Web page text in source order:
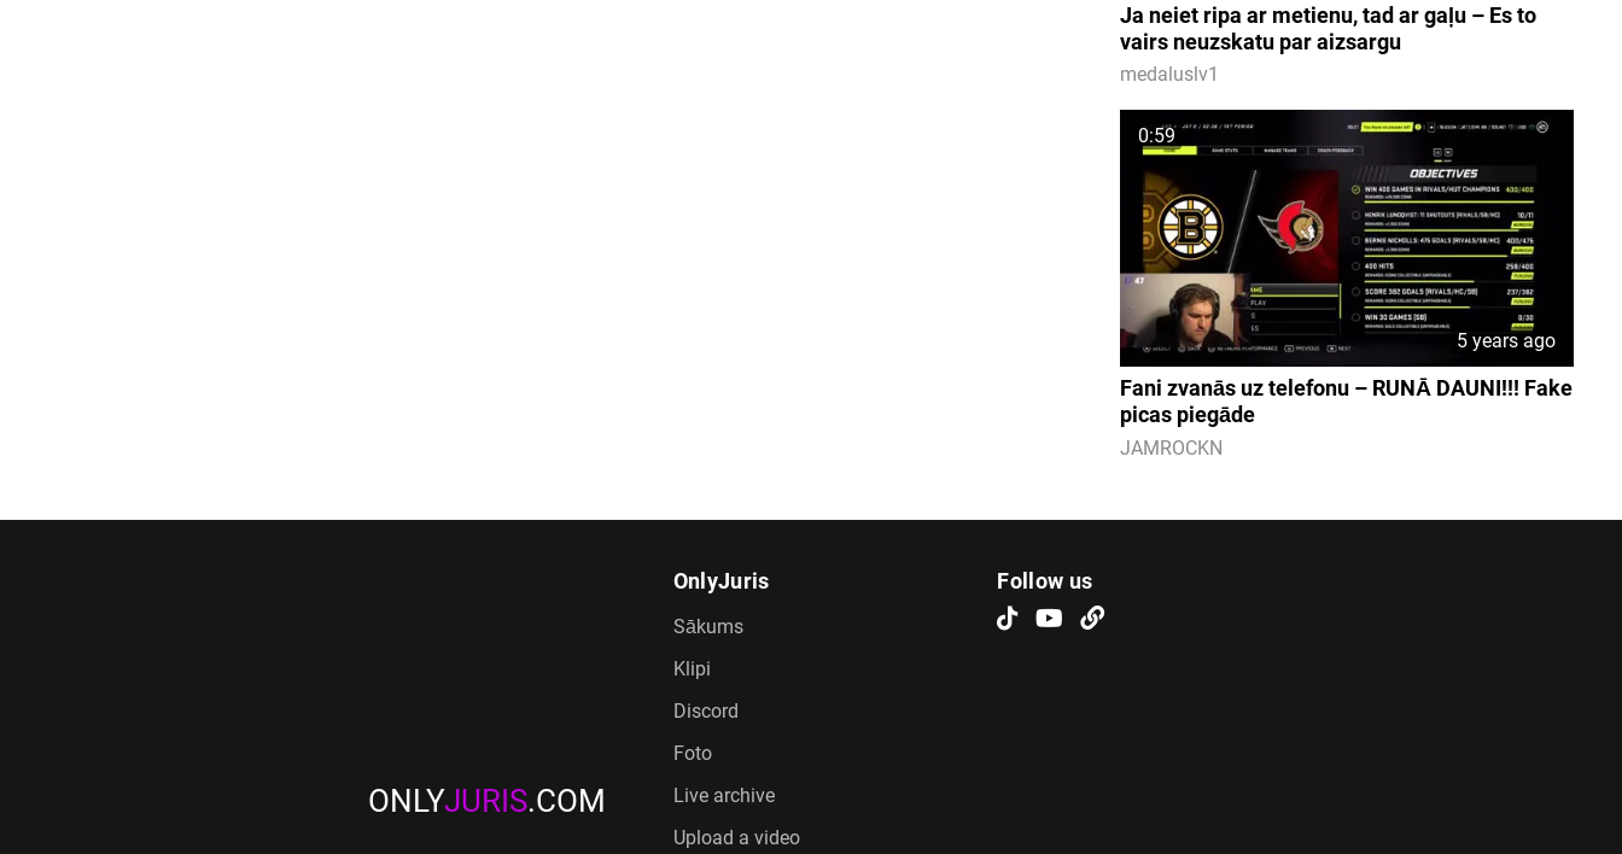
Ja neiet ripa ar metienu, tad ar gaļu – Es to
vairs neuzskatu par aizsargu
medaluslv1
0:59
5 years ago
Fani zvanās uz telefonu – RUNĀ DAUNI!!! Fake
picas piegāde
JAMROCKN
ONLYJURIS.COM
OnlyJuris
Sākums
Klipi
Discord
Foto
Live archive
Upload a video
Follow us